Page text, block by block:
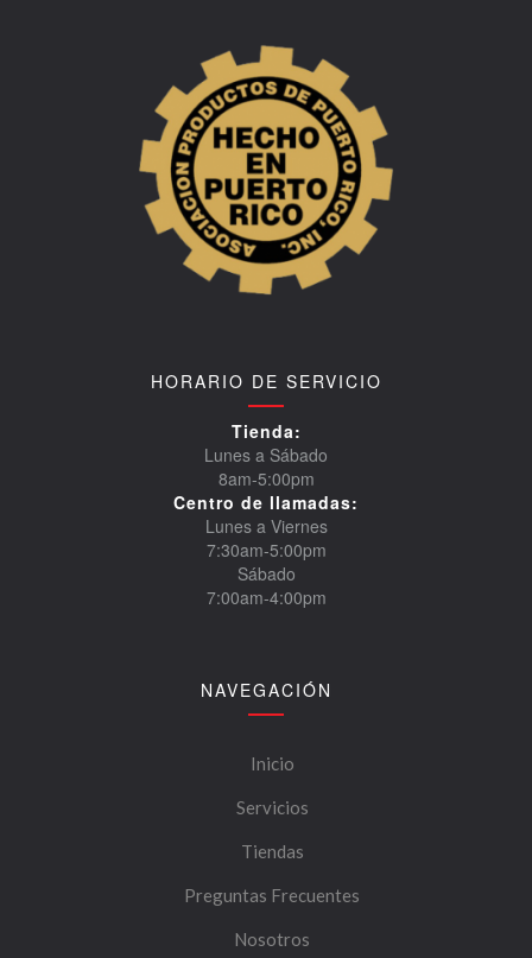
HORARIO DE SERVICIO
Tienda:
Lunes a Sábado
8am-5:00pm
Centro de llamadas:
Lunes a Viernes
7:30am-5:00pm
Sábado
7:00am-4:00pm
NAVEGACIÓN
Inicio
Servicios
Tiendas
Preguntas Frecuentes
Nosotros